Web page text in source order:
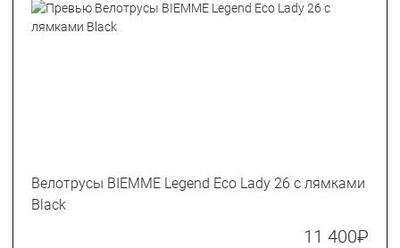
Велотрусы BIEMME Legend Eco Lady 26 c лямками
Black
11 400₽